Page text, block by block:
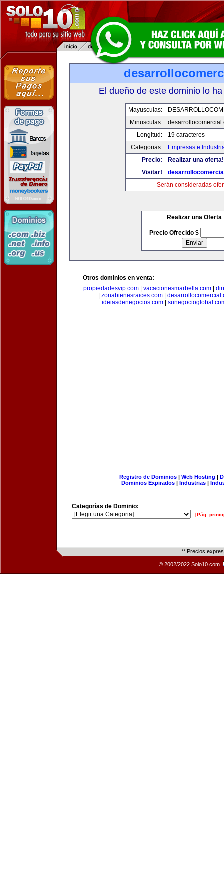
El dueño de este dominio lo
Mayusculas:
Minusculas:
Longitud:
19 caracteres
Categorias:
Empresas e
Precio:
Realizar una oferta!
Visitar!
Serán consideradas
Realizar una Oferta
Precio Ofrecido $
Otros dominios en venta:
propiedadesvip.com
vacacionesmarbella.com
zonabienesraices.com
ideiasdenegocios.com|
Registro de Dominios| Web Hosting |
Dominios Expirados | Industrias |
Categorías de Dominio:
[Pág.
** Precios
© 2002/2022 Solo10.com